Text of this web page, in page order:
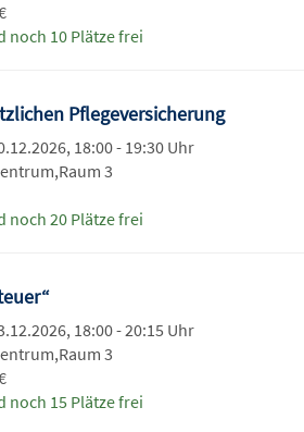
noch 10 Plätze frei
Pflegeversicherung
18:00 - 19:30 Uhr
3
noch 20 Plätze frei
18:00 - 20:15 Uhr
3
noch 15 Plätze frei